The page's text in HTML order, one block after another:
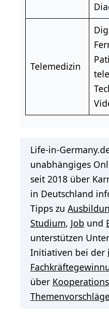
Telemedizin
Life-in-
unabhängiges
seit 2018 über
in Deutschland
Tipps zu
Studium, Job und
unterstützen
Initiativen bei der
über
Themenvorschläge